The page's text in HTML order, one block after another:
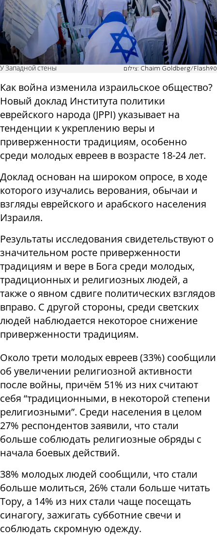
У Западной стены צילום: Chaim Goldberg/Flash90
Как война изменила израильское общество?
Новый доклад Института политики
еврейского народа (JPPI) указывает на
тенденции к укреплению веры и
приверженности традициям, особенно
среди молодых евреев в возрасте 18-24 лет.
Доклад основан на широком опросе, в ходе
которого изучались верования, обычаи и
взгляды еврейского и арабского населения
Израиля.
Результаты исследования свидетельствуют о
значительном росте приверженности
традициям и вере в Бога среди молодых,
традиционных и религиозных людей, а
также о явном сдвиге политических взглядов
вправо. С другой стороны, среди светских
людей наблюдается некоторое снижение
приверженности традициям.
Около трети молодых евреев (33%) сообщили
об увеличении религиозной активности
после войны, причём 51% из них считают
себя “традиционными, в некоторой степени
религиозными”. Среди населения в целом
27% респондентов заявили, что стали
больше соблюдать религиозные обряды с
начала боевых действий.
38% молодых людей сообщили, что стали
больше молиться, 26% стали больше читать
Тору, а 14% из них стали чаще посещать
синагогу, зажигать субботние свечи и
соблюдать скромную одежду.